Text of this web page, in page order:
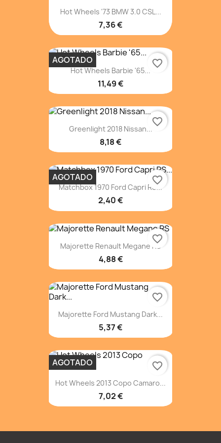
Hot Wheels '73 BMW 3.0 CSL...
7,36 €
Hot Wheels Barbie '65...
11,49 €
AGOTADO favorite_border
Greenlight 2018 Nissan...
8,18 €
favorite_border
Matchbox 1970 Ford Capri RS...
2,40 €
AGOTADO favorite_border
Majorette Renault Megane RS
4,88 €
favorite_border
Majorette Ford Mustang Dark...
5,37 €
favorite_border
Hot Wheels 2013 Copo Camaro...
7,02 €
AGOTADO favorite_border